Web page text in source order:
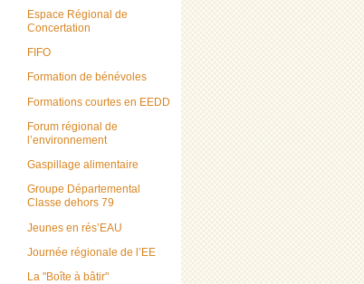
Espace Régional de
Concertation
FIFO
Formation de bénévoles
Formations courtes en EEDD
Forum régional de
l’environnement
Gaspillage alimentaire
Groupe Départemental
Classe dehors 79
Jeunes en rés’EAU
Journée régionale de l’EE
La "Boîte à bâtir"